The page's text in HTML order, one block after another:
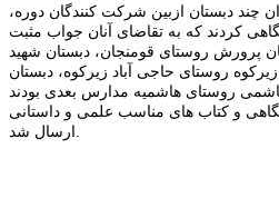
چند دبستان ازبین شرکت کنندگان دوره،
کردند که به تقاضای آنان جواب مثبت
پرورش روستای قومنجان، دبستان شهید
روستای حاجی آباد زیرکوه، دبستان
روستای هاشمیه مدارس بعدی بودند
و کتاب های مناسب علمی و داستانی